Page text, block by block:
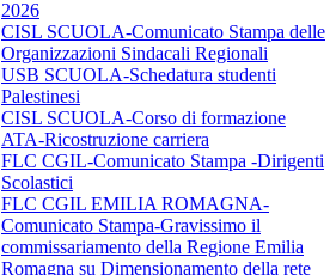
2026
CISL SCUOLA-Comunicato Stampa delle
Organizzazioni Sindacali Regionali
USB SCUOLA-Schedatura studenti
Palestinesi
CISL SCUOLA-Corso di formazione
ATA-Ricostruzione carriera
FLC CGIL-Comunicato Stampa -Dirigenti
Scolastici
FLC CGIL EMILIA ROMAGNA-
Comunicato Stampa-Gravissimo il
commissariamento della Regione Emilia
Romagna su Dimensionamento della rete